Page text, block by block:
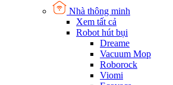
Nhà thông minh
Xem tất cả
Robot hút bụi
Dreame
Vacuum Mop
Roborock
Viomi